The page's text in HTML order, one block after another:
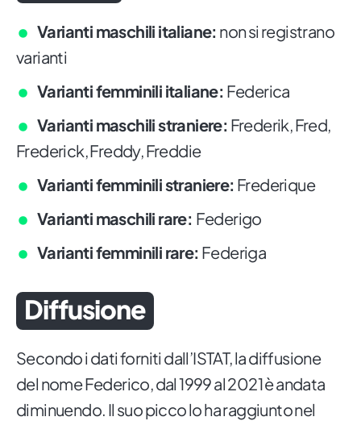
Varianti maschili italiane: non si registrano
varianti
Varianti femminili italiane: Federica
Varianti maschili straniere: Frederik, Fred,
Frederick, Freddy, Freddie
Varianti femminili straniere: Frederique
Varianti maschili rare: Federigo
Varianti femminili rare: Federiga
Diffusione
Secondo i dati forniti dall’ISTAT, la diffusione
del nome Federico, dal 1999 al 2021 è andata
diminuendo. Il suo picco lo ha raggiunto nel